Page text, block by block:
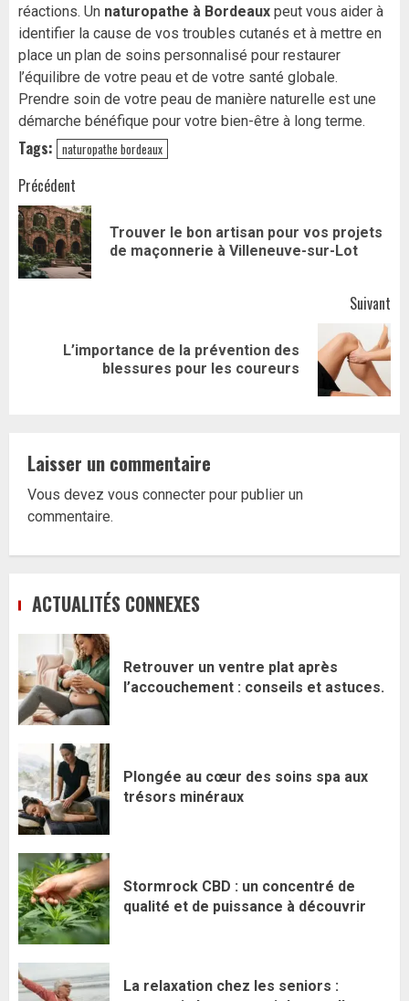
réactions. Un naturopathe à Bordeaux peut vous aider à
identifier la cause de vos troubles cutanés et à mettre en
place un plan de soins personnalisé pour restaurer
l’équilibre de votre peau et de votre santé globale.
Prendre soin de votre peau de manière naturelle est une
démarche bénéfique pour votre bien-être à long terme.
Tags: naturopathe bordeaux
Navigation
d’article
Précédent
Trouver le bon artisan pour vos projets
de maçonnerie à Villeneuve-sur-Lot
Suivant
L’importance de la prévention des
blessures pour les coureurs
Laisser un commentaire
Vous devez vous connecter pour publier un
commentaire.
ACTUALITÉS CONNEXES
Retrouver un ventre plat après
l’accouchement : conseils et astuces.
Plongée au cœur des soins spa aux
trésors minéraux
Stormrock CBD : un concentré de
qualité et de puissance à découvrir
La relaxation chez les seniors :